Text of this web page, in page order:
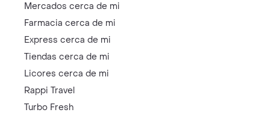
Mercados cerca de mi
Farmacia cerca de mi
Express cerca de mi
Tiendas cerca de mi
Licores cerca de mi
Rappi Travel
Turbo Fresh